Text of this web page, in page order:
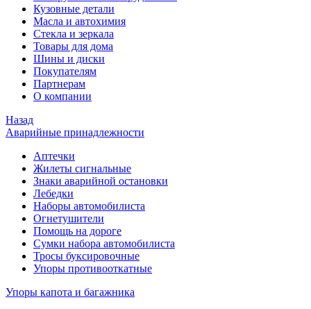
Кузовные детали
Масла и автохимия
Стекла и зеркала
Товары для дома
Шины и диски
Покупателям
Партнерам
О компании
Назад
Аварийные принадлежности
Аптечки
Жилеты сигнальные
Знаки аварийной остановки
Лебедки
Наборы автомобилиста
Огнетушители
Помощь на дороге
Сумки набора автомобилиста
Тросы буксировочные
Упоры противооткатные
Упоры капота и багажника